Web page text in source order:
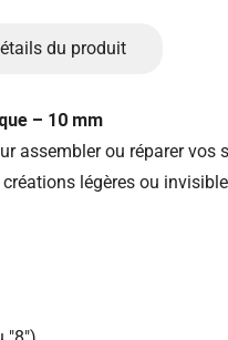
du produit
– 10 mm
assembler ou réparer
légères ou